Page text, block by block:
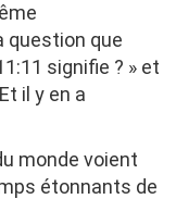
question que
signifie ? » et
il y en a
monde voient
étonnants de